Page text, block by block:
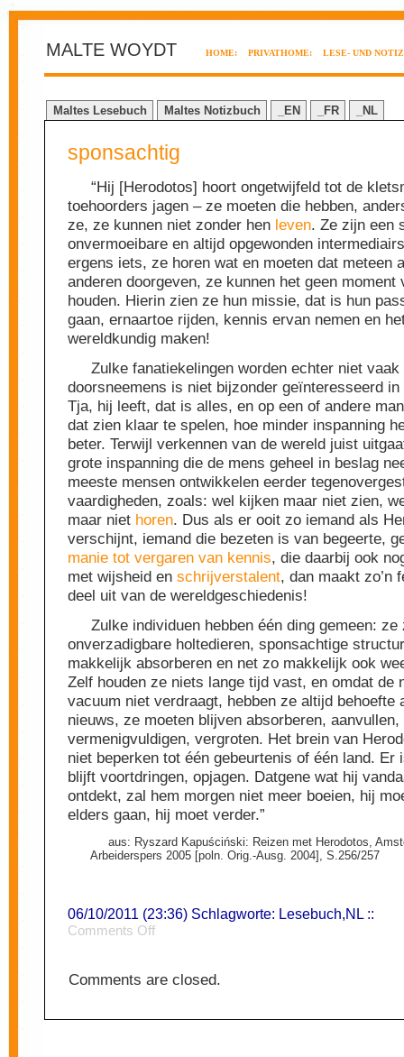
MALTE WOYDT HOME: PRIVATHOME: LESE- UND
Maltes Lesebuch Maltes Notizbuch _EN _FR _NL
sponsachtig
“Hij [Herodotos] hoort ongetwijfeld tot de
toehoorders jagen – ze moeten die hebben,
ze, ze kunnen niet zonder hen leven. Ze zijn een
onvermoeibare en altijd opgewonden
ergens iets, ze horen wat en moeten dat meteen
anderen doorgeven, ze kunnen het geen moment
houden. Hierin zien ze hun missie, dat is hun
gaan, ernaartoe rijden, kennis ervan nemen en
wereldkundig maken!
Zulke fanatiekelingen worden echter niet vaak
doorsneemens is niet bijzonder geïnteresseerd in
Tja, hij leeft, dat is alles, en op een of andere
dat zien klaar te spelen, hoe minder inspanning
beter. Terwijl verkennen van de wereld juist
grote inspanning die de mens geheel in beslag
meeste mensen ontwikkelen eerder
vaardigheden, zoals: wel kijken maar niet zien,
maar niet horen. Dus als er ooit zo iemand als
verschijnt, iemand die bezeten is van begeerte,
manie tot vergaren van kennis, die daarbij ook
met wijsheid en schrijverstalent, dan maakt zo’n
deel uit van de wereldgeschiedenis!
Zulke individuen hebben één ding gemeen: ze
onverzadigbare holtedieren, sponsachtige
makkelijk absorberen en net zo makkelijk ook
Zelf houden ze niets lange tijd vast, en omdat de
vacuum niet verdraagt, hebben ze altijd behoefte
nieuws, ze moeten blijven absorberen, aanvullen,
vermenigvuldigen, vergroten. Het brein van
niet beperken tot één gebeurtenis of één land. Er
blijft voortdringen, opjagen. Datgene wat hij
ontdekt, zal hem morgen niet meer boeien, hij
elders gaan, hij moet verder.”
aus: Ryszard Kapuściński: Reizen met Herodotos,
Arbeiderspers 2005 [poln. Orig.-Ausg. 2004], S.256/257
06/10/2011 (23:36) Schlagworte: Lesebuch,NL ::
Comments Offon
Comments are closed.